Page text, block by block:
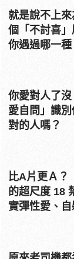
就是說不上
個「不討喜」
你遇過哪一種
你愛對人了
愛自問」識
對的人嗎？
比A片更Ａ？
的超尺度 18
實彈性愛、